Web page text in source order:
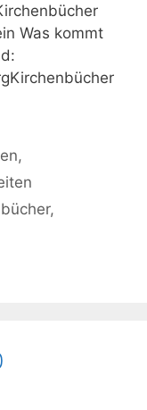
Was kommt
,
,